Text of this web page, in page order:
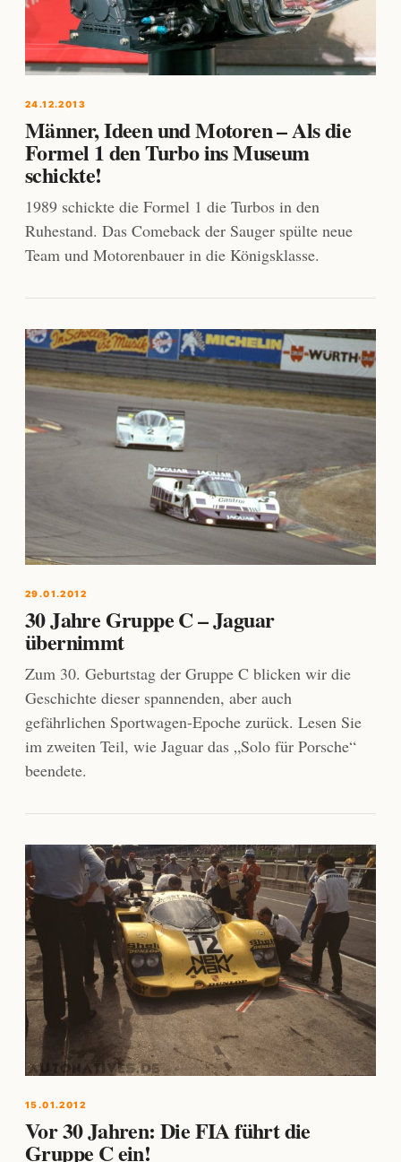
24.12.2013
Männer, Ideen und Motoren – Als die
Formel 1 den Turbo ins Museum
schickte!
1989 schickte die Formel 1 die Turbos in den
Ruhestand. Das Comeback der Sauger spülte neue
Team und Motorenbauer in die Königsklasse.
29.01.2012
30 Jahre Gruppe C – Jaguar
übernimmt
Zum 30. Geburtstag der Gruppe C blicken wir die
Geschichte dieser spannenden, aber auch
gefährlichen Sportwagen-Epoche zurück. Lesen Sie
im zweiten Teil, wie Jaguar das „Solo für Porsche“
beendete.
15.01.2012
Vor 30 Jahren: Die FIA führt die
Gruppe C ein!